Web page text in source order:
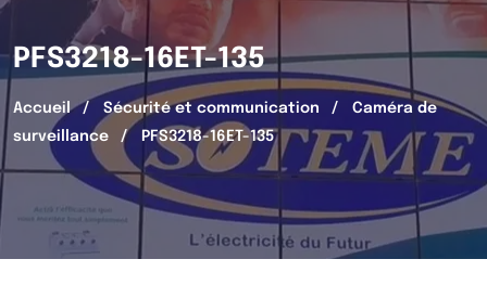
PFS3218-16ET-135
Accueil Sécurité et communication
Caméra de
surveillance
PFS3218-16ET-135